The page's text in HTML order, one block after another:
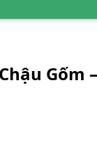
Chậu Gốm